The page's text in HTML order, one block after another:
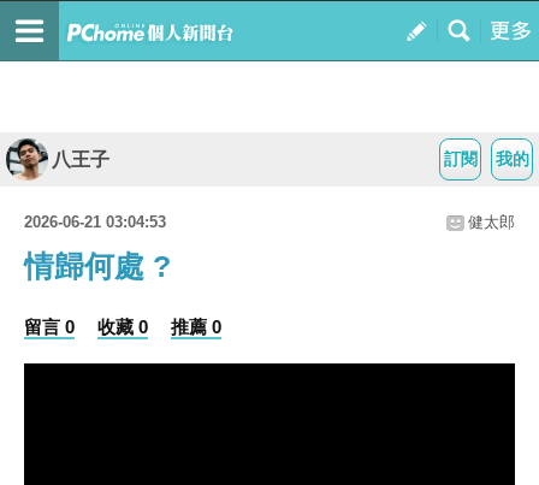
我的
訂閱
八王子
2026-06-21 03:04:53 健太郎
情歸何處 ?
留言 0 收藏 0 推薦 0